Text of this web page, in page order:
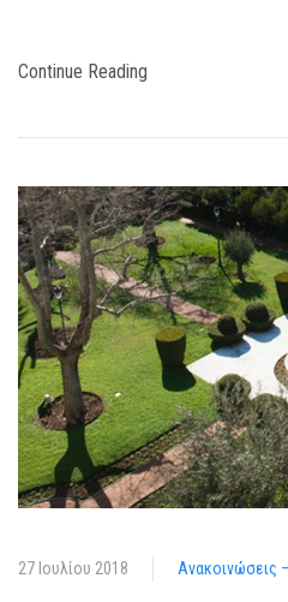
Continue Reading
27 Ιουλίου 2018 Ανακοινώσεις